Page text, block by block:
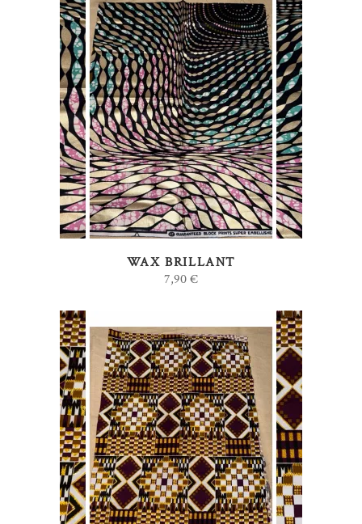
AJOUTER AU PANIER
WAX BRILLANT
7,90€
AJOUTER AU PANIER